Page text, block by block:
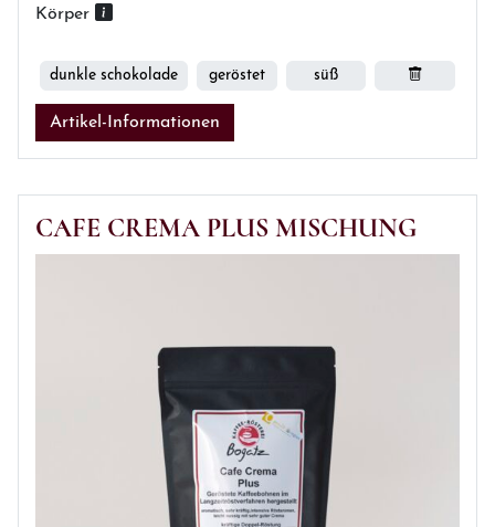
Körper
dunkle schokolade geröstet süß
Artikel-Informationen
CAFE CREMA PLUS MISCHUNG